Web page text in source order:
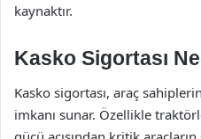
kaynaktır.
Kasko Sigortası
Kasko sigortası, araç
imkanı sunar. Özellikle